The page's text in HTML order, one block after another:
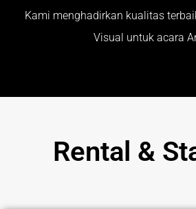
Kami menghadirkan kualitas
Visual untuk acara
Rental &